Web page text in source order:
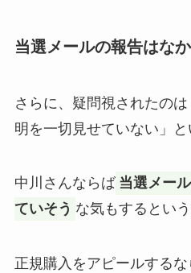
当選メールの報告はな
さらに、疑問視されたの
明を一切見せていない」と
中川さんならば 当選メー
ていそう な気もするとい
正規購入をアピールする